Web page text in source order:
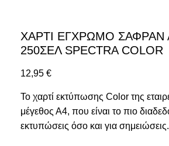
ΧΑΡΤΙ ΕΓΧΡΩΜΟ ΣΑΦΡΑΝ
250ΣΕΛ SPECTRA COLOR
12,95 €
Το χαρτί εκτύπωσης Color της
μέγεθος Α4, που είναι το πιο
εκτυπώσεις όσο και για σημειώσεις.